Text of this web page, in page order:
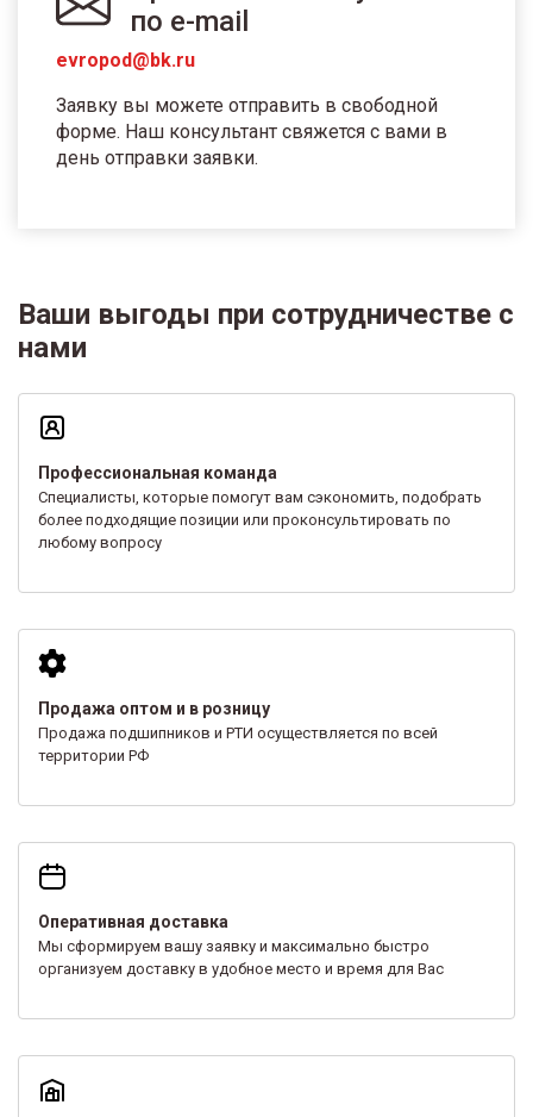
по e-mail
evropod@bk.ru
Заявку вы можете отправить в свободной
форме. Наш консультант свяжется с вами в
день отправки заявки.
Ваши выгоды при сотрудничестве с
нами
Профессиональная команда
Специалисты, которые помогут вам сэкономить, подобрать
более подходящие позиции или проконсультировать по
любому вопросу
Продажа оптом и в розницу
Продажа подшипников и РТИ осуществляется по всей
территории РФ
Оперативная доставка
Мы сформируем вашу заявку и максимально быстро
организуем доставку в удобное место и время для Вас